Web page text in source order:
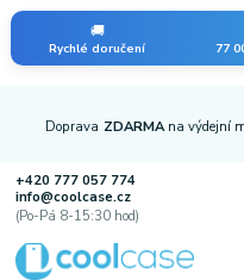
🚚
Rychlé doručení 77
Doprava ZDARMA na výdejní
+420 777 057 774
info@coolcase.cz
(Po-Pá 8-15:30 hod)